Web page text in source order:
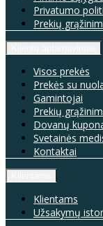
Privatumo
Prekių
Visos prekės
Prekės su
Gamintojai
Prekių
Dovanų
Svetainės
Kontaktai
Klientams
Užsakymų